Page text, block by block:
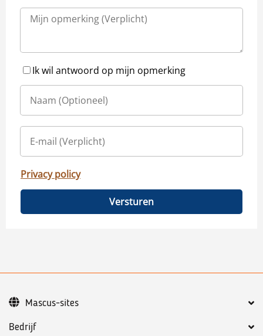
Ik wil antwoord op mijn opmerking
Privacy policy
Versturen
Bedrijf
Mascus-sites